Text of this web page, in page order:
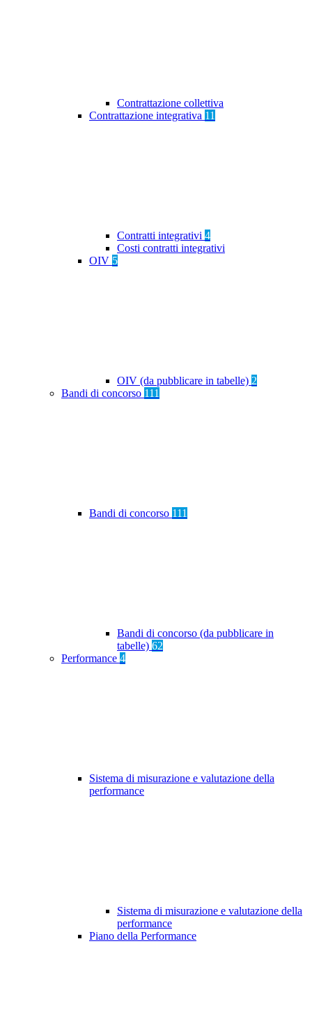
Contrattazione collettiva
Contrattazione integrativa 11
Contratti integrativi 4
Costi contratti integrativi
OIV 5
OIV (da pubblicare in tabelle) 2
Bandi di concorso 111
Bandi di concorso 111
Bandi di concorso (da pubblicare in
tabelle) 62
Performance 4
Sistema di misurazione e valutazione della
performance
Sistema di misurazione e valutazione della
performance
Piano della Performance